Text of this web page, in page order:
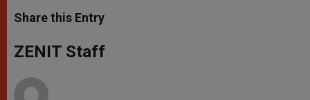
t
s
p
p
s
e
g
e
e
b
o
k
Share this Entry
ZENIT Staff